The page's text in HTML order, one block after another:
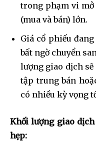
trong phạm vi
(mua và bán) lớn.
Giá cổ phiếu
bất ngờ chuyển
lượng giao dịch sẽ
tập trung bán
có nhiều kỳ vọng
Khối lượng giao
hẹp: